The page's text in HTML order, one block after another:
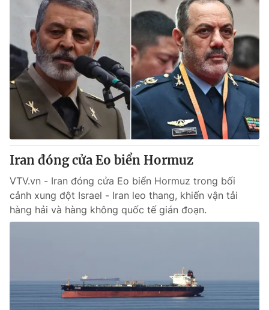
Khán giả
Giải sao mai
Âm nhạc
Du lịch
Làm đẹp
Chất lượng cuộc sống
Giáo dục
Tuyển sinh
Học trực tuyến
Công nghệ
Hitech Công nghệ tương lai
Sản phẩm
Thị trường
Tư vấn
Giao lưu trực tuyến
Lịch phát sóng
Chuyên mục khác
Emagazine Podcast
Shorts video
VTV Money VTV Thể thao
Iran đóng cửa Eo biển Hormuz
VTV.vn - Iran đóng cửa Eo biển Hormuz trong bối
cảnh xung đột Israel - Iran leo thang, khiến vận tải
hàng hải và hàng không quốc tế gián đoạn.